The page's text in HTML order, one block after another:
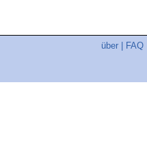
über FAQ